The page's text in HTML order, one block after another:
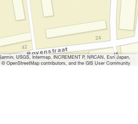
n
e
n
V
e
USGS, Intermap, INCREMENT P, NRCAN, Esri Japan,
© OpenStreetMap contributors, and the GIS User Community